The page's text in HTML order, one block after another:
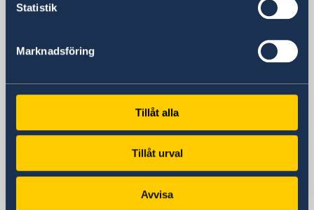
Statistik
Marknadsföring
Tillåt alla
Tillåt urval
Avvisa
Sveriges ambassad
Besöksadress
Vänligen boka ditt besök per telefon eller
epost
Postadress
Sveriges ambassad
P.O.B. 5
Serbien